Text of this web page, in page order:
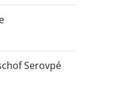
Serovpé